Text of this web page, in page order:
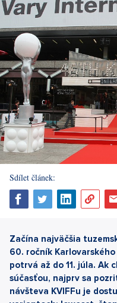
Sdílet článek:
Začína najväčšia
60. ročník
potrvá až do 11. júla.
súčasťou, najprv sa
návšteva KVIFFu je